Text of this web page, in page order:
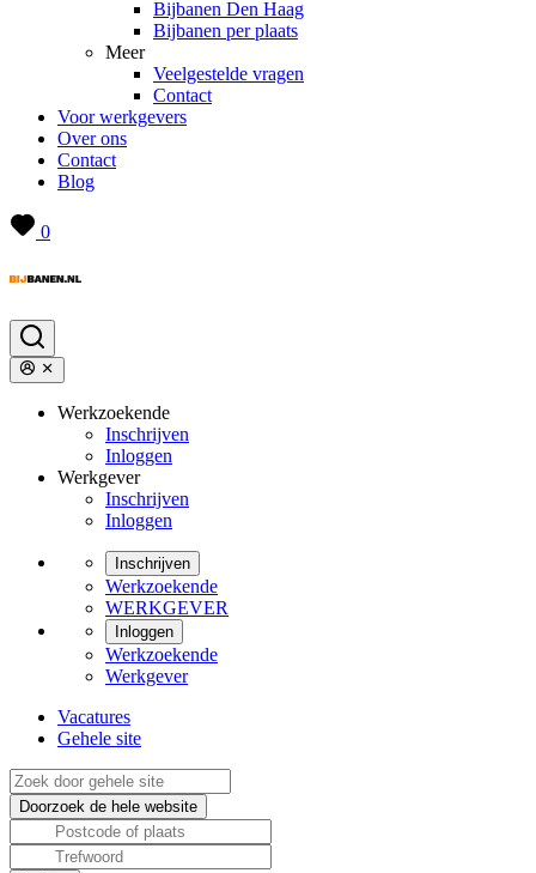
Bijbanen Den Haag
Bijbanen per plaats
Meer
Veelgestelde vragen
Contact
Voor werkgevers
Over ons
Contact
Blog
0
Werkzoekende
Inschrijven
Inloggen
Werkgever
Inschrijven
Inloggen
Inschrijven
Werkzoekende
WERKGEVER
Inloggen
Werkzoekende
Werkgever
Vacatures
Gehele site